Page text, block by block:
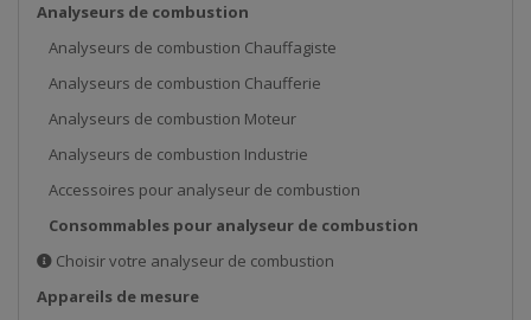
Analyseurs de combustion
Analyseurs de combustion Chauffagiste
Analyseurs de combustion Chaufferie
Analyseurs de combustion Moteur
Analyseurs de combustion Industrie
Accessoires pour analyseur de combustion
Consommables pour analyseur de combustion
Choisir votre analyseur de combustion
Appareils de mesure